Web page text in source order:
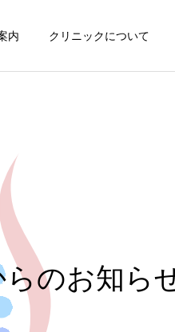
内 クリニックについて
台風接近に伴う午前の臨時
休診と午後の診療に関する
お知らせ
のお知ら